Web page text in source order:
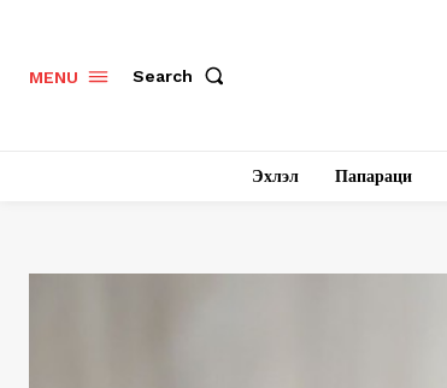
MENU Search
Эхлэл Папараци